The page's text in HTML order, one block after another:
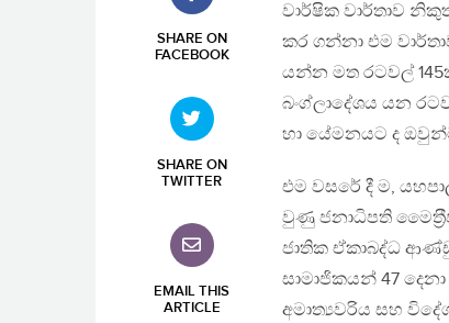
SHARE ON
FACEBOOK
SHARE ON
TWITTER
EMAIL THIS
ARTICLE
වාර්ෂික වාර්තාව
කර ගන්නා එම
යන්න මත රටවල්
බංග්ලාදේශය යන
හා යේමනයට ද
එම වසරේ දී ම,
වුණු ජනාධිපති
ජාතික ඒකාබද්ධ
සාමාජිකයන් 47
අමාත්‍යවරිය සහ